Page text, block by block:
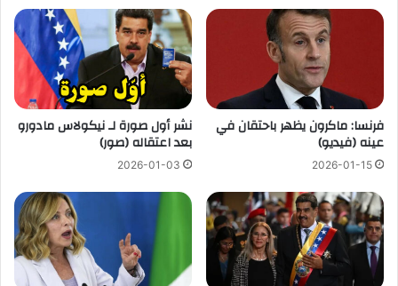
فرنسا: ماكرون يظهر باحتقان في
عينه (فيديو)
2026-01-15
نشر أول صورة لـ نيكولاس مادورو
بعد اعتقاله (صور)
2026-01-03